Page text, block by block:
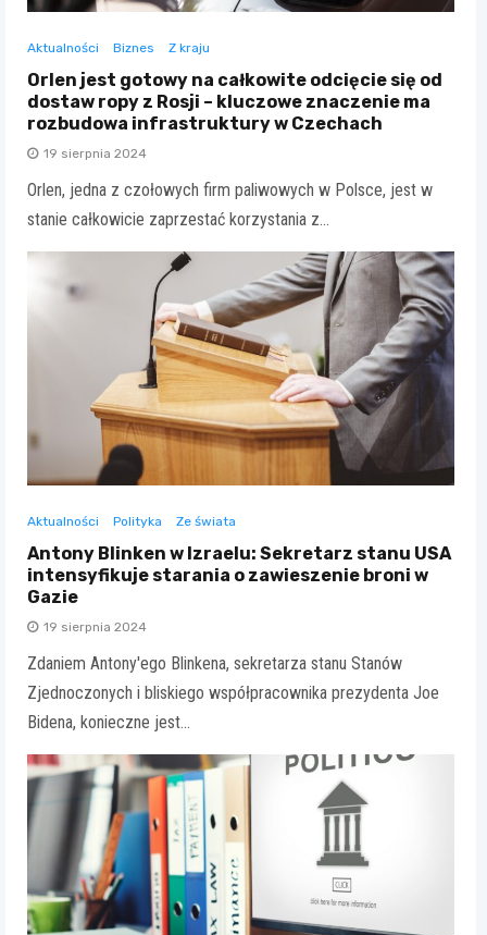
Aktualności Biznes Z kraju
Orlen jest gotowy na całkowite odcięcie się od
dostaw ropy z Rosji – kluczowe znaczenie ma
rozbudowa infrastruktury w Czechach
19 sierpnia 2024
Orlen, jedna z czołowych firm paliwowych w Polsce, jest w
stanie całkowicie zaprzestać korzystania z…
Aktualności Polityka Ze świata
Antony Blinken w Izraelu: Sekretarz stanu USA
intensyfikuje starania o zawieszenie broni w
Gazie
19 sierpnia 2024
Zdaniem Antony'ego Blinkena, sekretarza stanu Stanów
Zjednoczonych i bliskiego współpracownika prezydenta Joe
Bidena, konieczne jest…